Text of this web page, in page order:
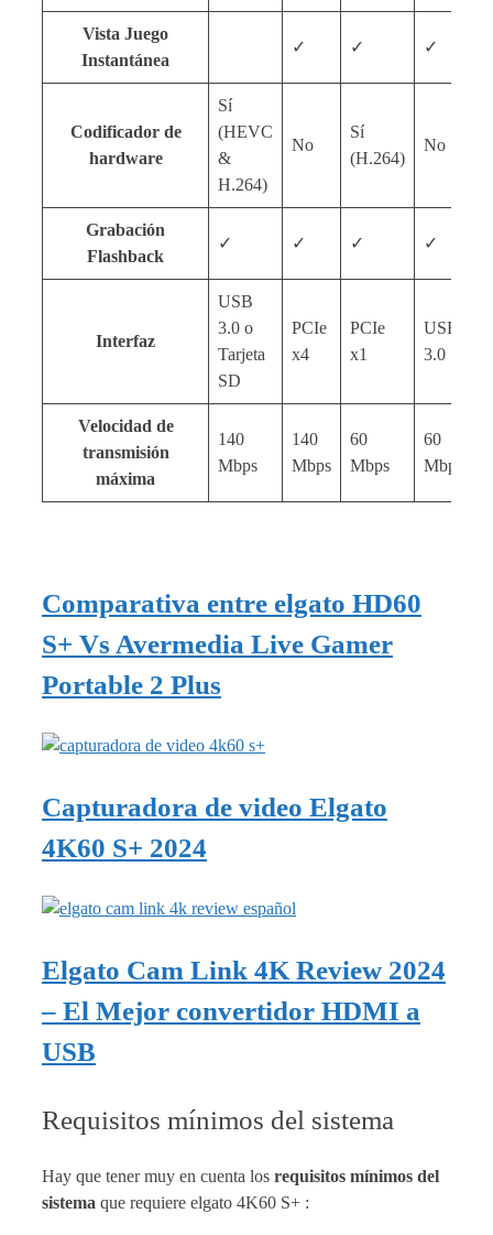
Vista Juego
Instantánea
✓ ✓ ✓
Codificador de
hardware
Sí
(HEVC
&
H.264)
No
Sí
(H.264)
No
Grabación
Flashback
✓ ✓ ✓ ✓
Interfaz
USB
3.0 o
Tarjeta
SD
PCIe
x4
PCIe
x1
USB
3.0
Velocidad de
transmisión
máxima
140
Mbps
140
Mbps
60
Mbps
60
Mbps
Comparativa entre elgato HD60
S+ Vs Avermedia Live Gamer
Portable 2 Plus
Capturadora de video Elgato
4K60 S+ 2024
Elgato Cam Link 4K Review 2024
– El Mejor convertidor HDMI a
USB
Requisitos mínimos del sistema
Hay que tener muy en cuenta los requisitos mínimos del
sistema que requiere elgato 4K60 S+ :